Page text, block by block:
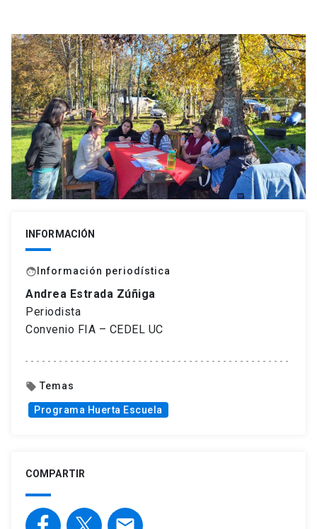
INFORMACIÓN
face Información periodística
Andrea Estrada Zúñiga
Periodista
Convenio FIA – CEDEL UC
local_offer Temas
Programa Huerta Escuela
COMPARTIR